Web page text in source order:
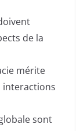
de la
mérite
interactions
sont